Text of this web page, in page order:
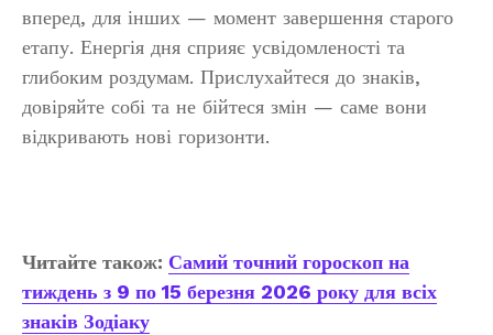
вперед, для інших — момент завершення старого
етапу. Енергія дня сприяє усвідомленості та
глибоким роздумам. Прислухайтеся до знаків,
довіряйте собі та не бійтеся змін — саме вони
відкривають нові горизонти.
Читайте також: Самий точний гороскоп на
тиждень з 9 по 15 березня 2026 року для всіх
знаків Зодіаку